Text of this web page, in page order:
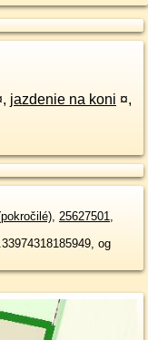
, jazdenie na koni ¤,
, 25627501,
og